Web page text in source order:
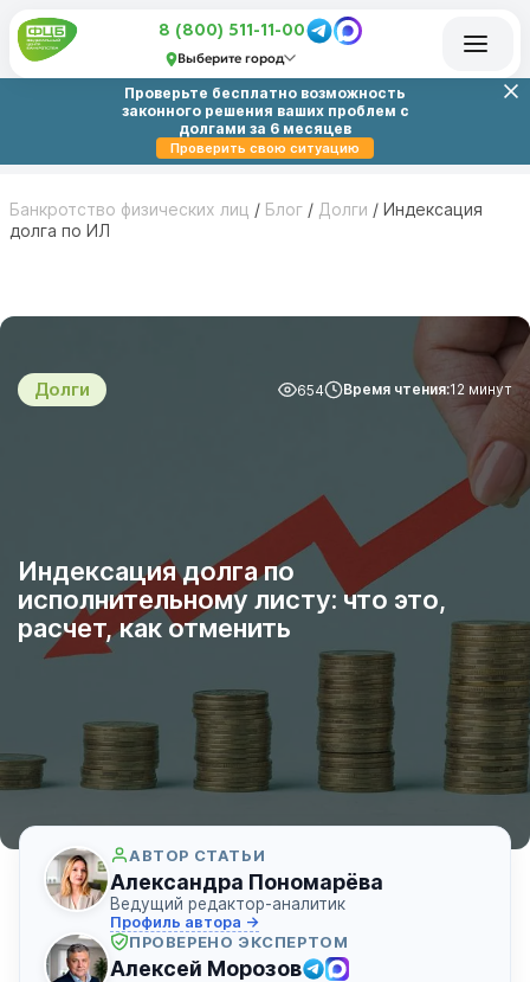
8 (800) 511-11-00
Выберите город
Проверьте бесплатно возможность
законного решения ваших проблем с
долгами за 6 месяцев
Проверить свою ситуацию
Банкротство физических лиц / Блог / Долги / Индексация
долга по ИЛ
Долги 654 Время чтения:12 минут
Индексация долга по
исполнительному листу: что это,
расчет, как отменить
АВТОР СТАТЬИ
Александра Пономарёва
Ведущий редактор-аналитик
Профиль автора →
ПРОВЕРЕНО ЭКСПЕРТОМ
Алексей Морозов